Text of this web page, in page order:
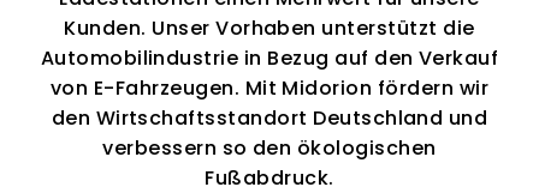
Kunden. Unser Vorhaben unterstützt die
Automobilindustrie in Bezug auf den Verkauf
von E-Fahrzeugen. Mit Midorion fördern wir
den Wirtschaftsstandort Deutschland und
verbessern so den ökologischen
Fußabdruck.